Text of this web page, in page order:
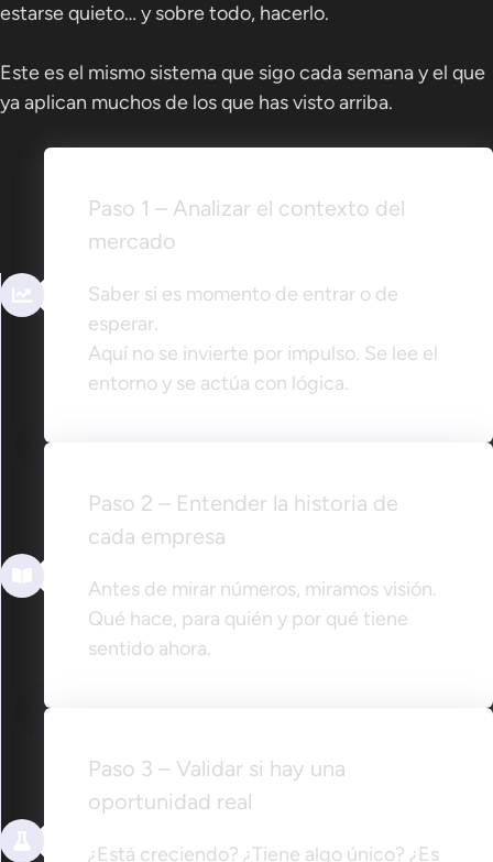
estarse quieto… y sobre todo, hacerlo.
Este es el mismo sistema que sigo cada semana y el que
ya aplican muchos de los que has visto arriba.
Paso 1 – Analizar el contexto del
mercado
Saber si es momento de entrar o de
esperar.
Aquí no se invierte por impulso. Se lee el
entorno y se actúa con lógica.
Paso 2 – Entender la historia de
cada empresa
Antes de mirar números, miramos visión.
Qué hace, para quién y por qué tiene
sentido ahora.
Paso 3 – Validar si hay una
oportunidad real
¿Está creciendo? ¿Tiene algo único? ¿Es